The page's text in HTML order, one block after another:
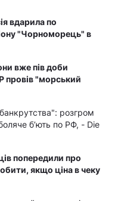
вдарила по
"Чорноморець" в
вже пів доби
провів "морський
розгром
бʼють по РФ, - Die
попередили про
якщо ціна в чеку